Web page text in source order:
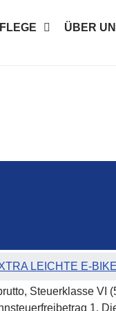
ÜBER
LEICHTE E-
Steuerklasse VI
1.